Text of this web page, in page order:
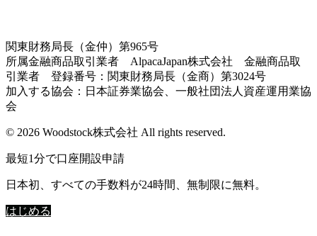
関東財務局長（金仲）第965号
所属金融商品取引業者 AlpacaJapan株式会社 金融商品取
引業者 登録番号：関東財務局長（金商）第3024号
加入する協会：日本証券業協会、一般社団法人資産運用業協
会
© 2026 Woodstock株式会社 All rights reserved.
最短1分で口座開設申請
日本初、すべての手数料が24時間、無制限に無料。
はじめる